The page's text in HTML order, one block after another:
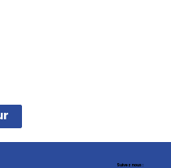
Suivez nous :